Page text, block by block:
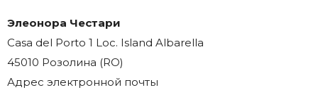
Элеонора Честари
Casa del Porto 1 Loc. Island Albarella
45010 Розолина (RO)
Адрес электронной почты